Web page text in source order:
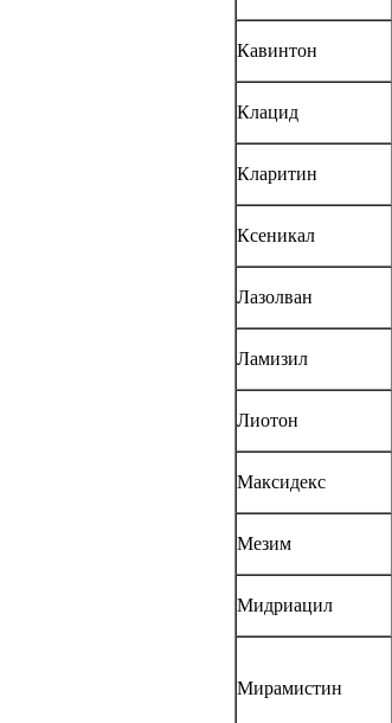
Кавинтон
Клацид
Кларитин
Ксеникал
Лазолван
Ламизил
Лиотон
Максидекс
Мезим
Мидриацил
Мирамистин